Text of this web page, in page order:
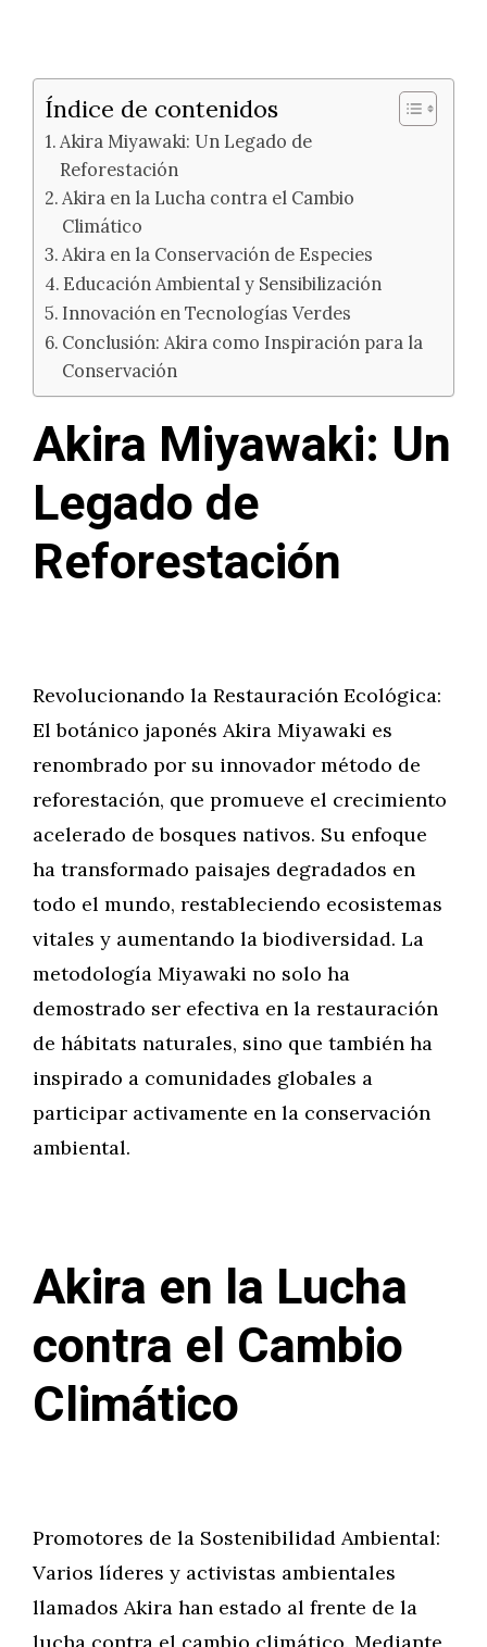
Índice de contenidos
Akira Miyawaki: Un Legado de
Reforestación
Akira en la Lucha contra el Cambio
Climático
Akira en la Conservación de Especies
Educación Ambiental y Sensibilización
Innovación en Tecnologías Verdes
Conclusión: Akira como Inspiración para la
Conservación
Akira Miyawaki: Un
Legado de
Reforestación
Revolucionando la Restauración Ecológica:
El botánico japonés Akira Miyawaki es
renombrado por su innovador método de
reforestación, que promueve el crecimiento
acelerado de bosques nativos. Su enfoque
ha transformado paisajes degradados en
todo el mundo, restableciendo ecosistemas
vitales y aumentando la biodiversidad. La
metodología Miyawaki no solo ha
demostrado ser efectiva en la restauración
de hábitats naturales, sino que también ha
inspirado a comunidades globales a
participar activamente en la conservación
ambiental.
Akira en la Lucha
contra el Cambio
Climático
Promotores de la Sostenibilidad Ambiental:
Varios líderes y activistas ambientales
llamados Akira han estado al frente de la